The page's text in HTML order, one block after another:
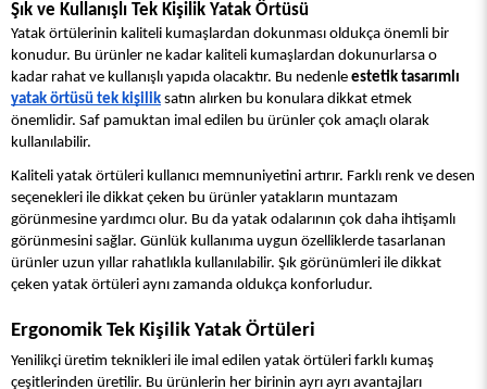
Şık ve Kullanışlı Tek Kişilik Yatak Örtüsü
Yatak örtülerinin kaliteli kumaşlardan dokunması oldukça önemli bir
konudur. Bu ürünler ne kadar kaliteli kumaşlardan dokunurlarsa o
kadar rahat ve kullanışlı yapıda olacaktır. Bu nedenle
yatak örtüsü tek kişilik satın alırken bu konulara dikkat etmek
önemlidir. Saf pamuktan imal edilen bu ürünler çok amaçlı olarak
kullanılabilir.
Kaliteli yatak örtüleri kullanıcı memnuniyetini artırır. Farklı renk ve desen
seçenekleri ile dikkat çeken bu ürünler yatakların muntazam
görünmesine yardımcı olur. Bu da yatak odalarının çok daha ihtişamlı
görünmesini sağlar. Günlük kullanıma uygun özelliklerde tasarlanan
ürünler uzun yıllar rahatlıkla kullanılabilir. Şık görünümleri ile dikkat
çeken yatak örtüleri aynı zamanda oldukça konforludur.
Ergonomik Tek Kişilik Yatak Örtüleri
Yenilikçi üretim teknikleri ile imal edilen yatak örtüleri farklı kumaş
çeşitlerinden üretilir. Bu ürünlerin her birinin ayrı ayrı avantajları